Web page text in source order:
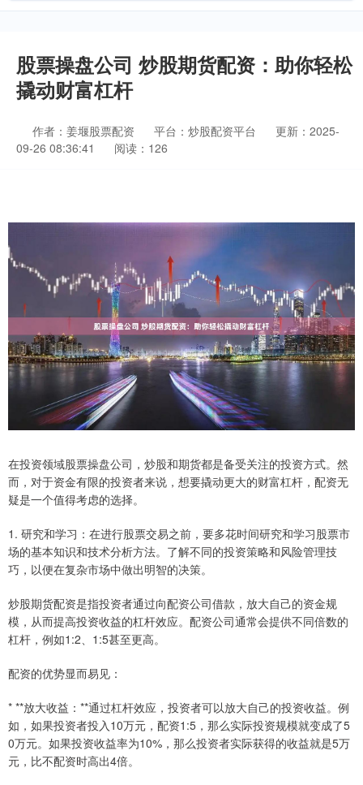
股票操盘公司 炒股期货配资：助你轻松
撬动财富杠杆
作者：姜堰股票配资 平台：炒股配资平台
更新：2025-
09-26 08:36:41
阅读：126
在投资领域股票操盘公司，炒股和期货都是备受关注的投资方式。然
而，对于资金有限的投资者来说，想要撬动更大的财富杠杆，配资无
疑是一个值得考虑的选择。
1. 研究和学习：在进行股票交易之前，要多花时间研究和学习股票市
场的基本知识和技术分析方法。了解不同的投资策略和风险管理技
巧，以便在复杂市场中做出明智的决策。
炒股期货配资是指投资者通过向配资公司借款，放大自己的资金规
模，从而提高投资收益的杠杆效应。配资公司通常会提供不同倍数的
杠杆，例如1:2、1:5甚至更高。
配资的优势显而易见：
* **放大收益：**通过杠杆效应，投资者可以放大自己的投资收益。例
如，如果投资者投入10万元，配资1:5，那么实际投资规模就变成了5
0万元。如果投资收益率为10%，那么投资者实际获得的收益就是5万
元，比不配资时高出4倍。